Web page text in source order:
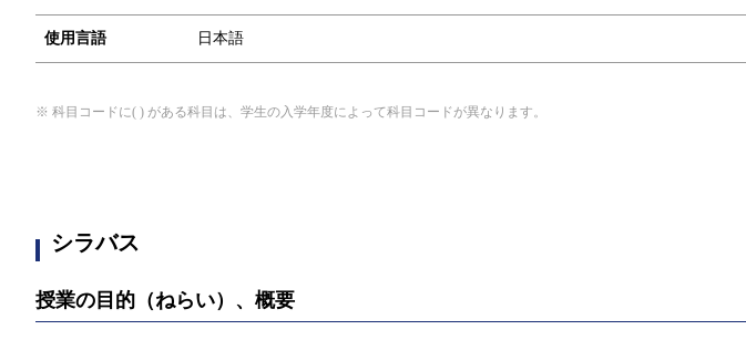
使用言語 日本語
※ 科目コードに( ) がある科目は、学生の入学年度によって科目コードが異なります。
シラバス
授業の目的（ねらい）、概要